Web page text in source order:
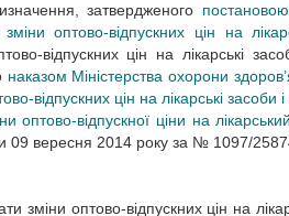
затвердженого
зміни оптово-відпускних цін на
відпускних цін на лікарські
наказом Міністерства охорони
відпускних цін на лікарські
оптово-відпускної ціни на
09 вересня 2014 року за № 1097/
зміни оптово-відпускних цін на